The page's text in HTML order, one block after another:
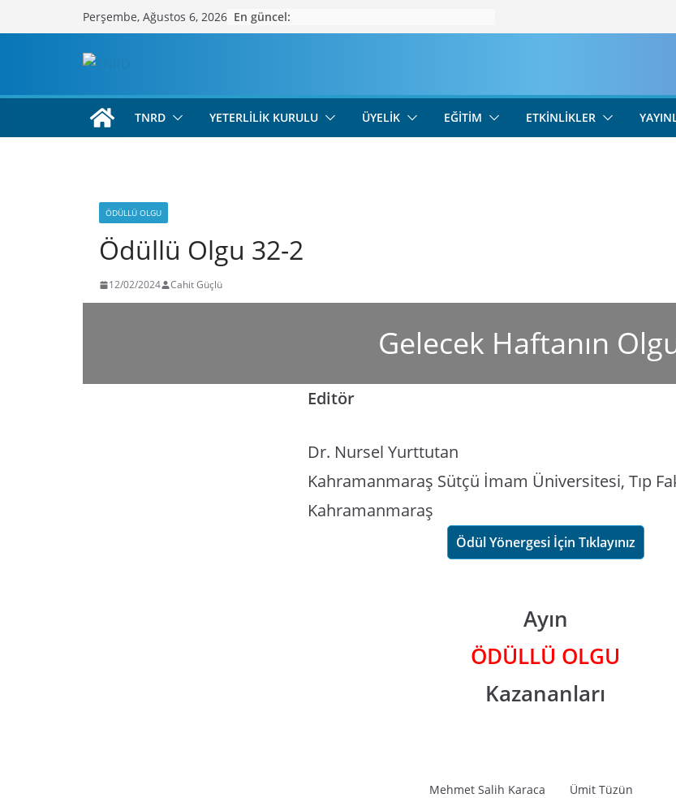
to
Perşembe, Ağustos 6, 2026 En güncel:
TNRD YETERLILIK KURULU ÜYELIK EĞITIM ETKINLIKLER
ÖDÜLLÜ OLGU
Ödüllü Olgu 32-2
12/02/2024 Cahit Güçlü
Gelecek Haftanın
Editör
Dr. Nursel Yurttutan
Kahramanmaraş Sütçü İmam Üniversitesi, Tıp
Kahramanmaraş
Ödül Yönergesi İçin Tıklayınız
Ayın
ÖDÜLLÜ OLGU
Kazananları
Mehmet Salih Karaca
Ümit Tüzün